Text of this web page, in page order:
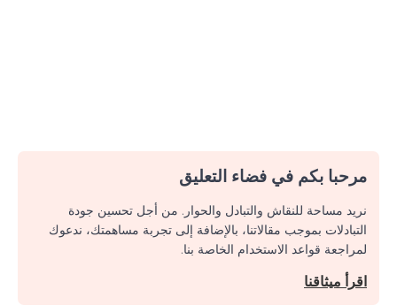
مرحبا بكم في فضاء التعليق
نريد مساحة للنقاش والتبادل والحوار. من أجل تحسين جودة
التبادلات بموجب مقالاتنا، بالإضافة إلى تجربة مساهمتك، ندعوك
لمراجعة قواعد الاستخدام الخاصة بنا.
اقرأ ميثاقنا